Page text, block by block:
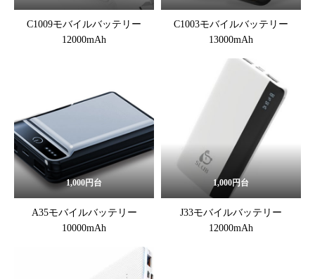
C1009モバイルバッテリー
12000mAh
C1003モバイルバッテリー
13000mAh
1,000円台
A35モバイルバッテリー
10000mAh
1,000円台
J33モバイルバッテリー
12000mAh